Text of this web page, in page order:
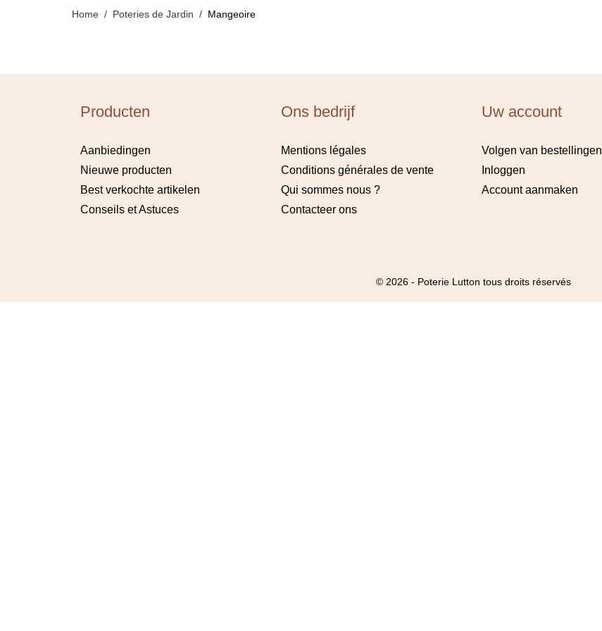
Home Poteries de Jardin Mangeoire
Producten
Aanbiedingen
Nieuwe producten
Best verkochte artikelen
Conseils et Astuces
Ons bedrijf
Mentions légales
Conditions générales de vente
Qui sommes nous ?
Contacteer ons
Uw account
Volgen van bestellingen
Inloggen
Account aanmaken
© 2026 - Poterie Lutton tous droits réservés